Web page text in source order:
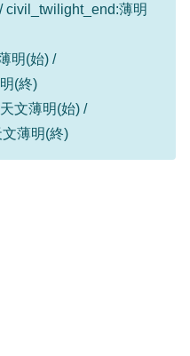
civil_twilight_end:薄明
明(始) /
(終)
文薄明(始) /
薄明(終)